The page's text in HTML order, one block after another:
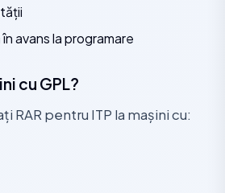
avans la programare
cu GPL?
RAR pentru ITP la mașini cu: